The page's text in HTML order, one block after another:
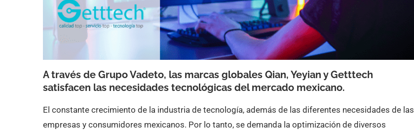
A través de Grupo Vadeto, las marcas globales Qian, Yeyian y Getttech
satisfacen las necesidades tecnológicas del mercado mexicano.
El constante crecimiento de la industria de tecnología, además de las diferentes necesidades de las
empresas y consumidores mexicanos. Por lo tanto, se demanda la optimización de diversos